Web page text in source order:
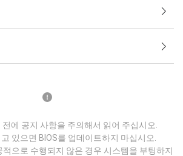
에 공지 사항을 주의해서 읽어 주십시오.
있으면 BIOS를 업데이트하지 마십시오.
적으로 수행되지 않은 경우 시스템을 부팅하지